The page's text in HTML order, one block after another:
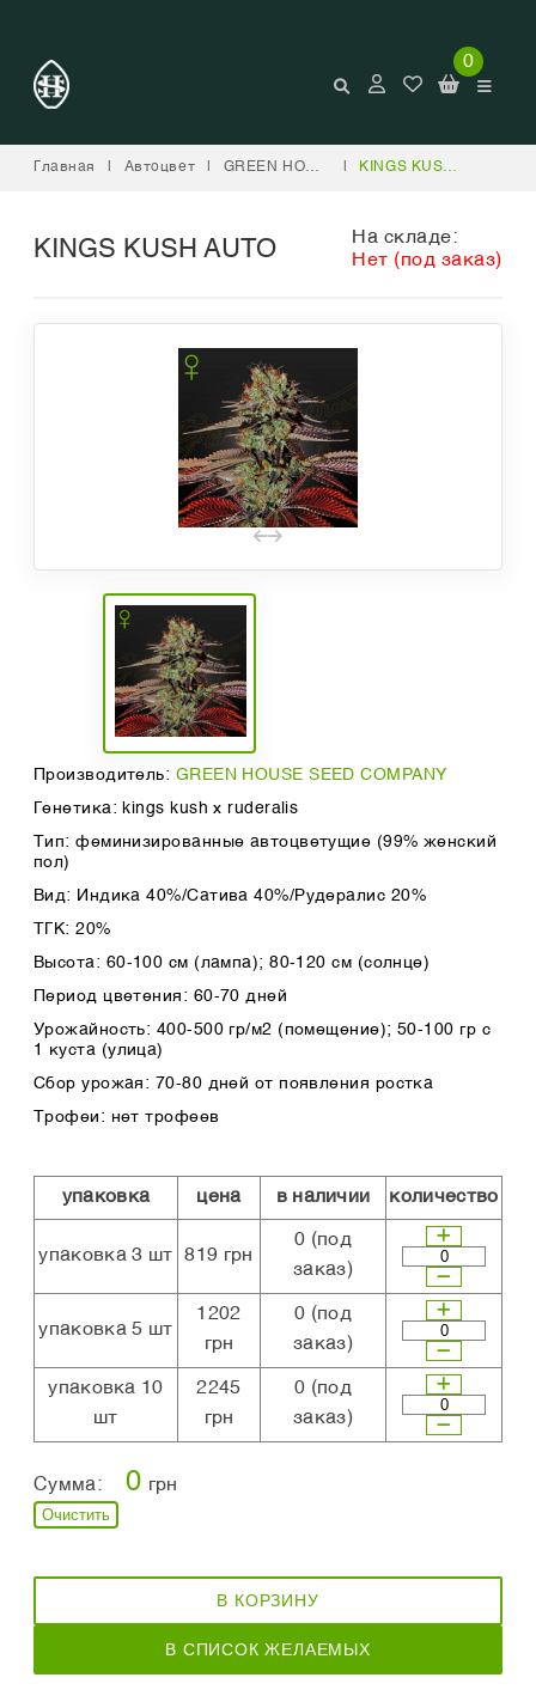
0
Главная Автоцвет GREEN HOUSE SEED COMPANY KINGS KUSH AUTO
KINGS KUSH AUTO
На складе:
Нет (под заказ)
Производитель: GREEN HOUSE SEED COMPANY
Генетика: kings kush x ruderalis
Тип: феминизированные автоцветущие (99% женский
пол)
Вид: Индика 40%/Сатива 40%/Рудералис 20%
ТГК: 20%
Высота: 60-100 см (лампа); 80-120 см (солнце)
Период цветения: 60-70 дней
Урожайность: 400-500 гр/м2 (помещение); 50-100 гр с
1 куста (улица)
Сбор урожая: 70-80 дней от появления ростка
Трофеи: нет трофеев
упаковка цена в наличии количество
упаковка 3 шт 819 грн
0 (под
заказ)
упаковка 5 шт
1202
грн
0 (под
заказ)
упаковка 10
шт
2245
грн
0 (под
заказ)
Сумма: 0 грн
Очистить
В КОРЗИНУ
В СПИСОК ЖЕЛАЕМЫХ